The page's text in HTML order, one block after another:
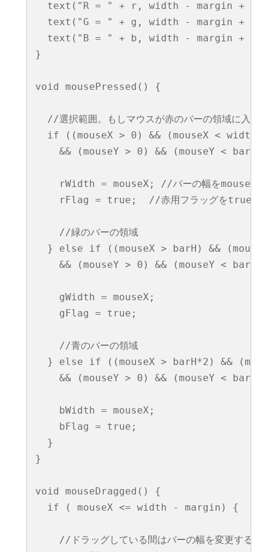
text("R = " + r, width - margin + 3,
text("G = " + g, width - margin + 3,
text("B = " + b, width - margin + 3,
}
void mousePressed() {
//選択範囲。もしマウスが赤のバーの領域に入っ
if ((mouseX > 0) && (mouseX < width
&& (mouseY > 0) && (mouseY <
rWidth = mouseX; //バーの幅をmouseXに
    rFlag = true;  //赤用フラッグをtrue
    //緑のバーの領域
} else if ((mouseX > barH) &&
&& (mouseY > 0) && (mouseY <
    gWidth = mouseX;
    gFlag = true;
    //青のバーの領域
} else if ((mouseX > barH*2) &&
&& (mouseY > 0) && (mouseY <
    bWidth = mouseX;
    bFlag = true;
  }
}
void mouseDragged() {
  if ( mouseX <= width - margin) {
    //ドラッグしている間はバーの幅を変更する